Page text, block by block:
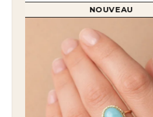
NOUVEAU